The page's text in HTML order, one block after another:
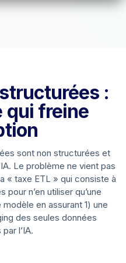
:
qui freine
sont non structurées et
Le problème ne vient pas
« taxe ETL » qui consiste à
n’en utiliser qu’une
en assurant 1) une
des seules données
l’IA.